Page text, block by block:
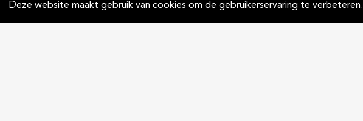
Deze website maakt gebruik van cookies om de gebruikerservaring te verbeteren.